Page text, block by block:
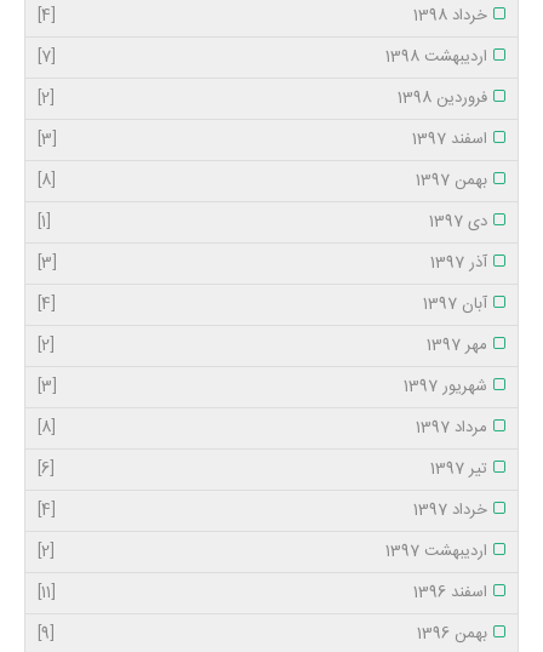
خرداد 1398
[4]
اردیبهشت 1398
[7]
فروردین 1398
[2]
اسفند 1397
[3]
بهمن 1397
[8]
دی 1397
[1]
آذر 1397
[3]
آبان 1397
[4]
مهر 1397
[2]
شهریور 1397
[3]
مرداد 1397
[8]
تیر 1397
[6]
خرداد 1397
[4]
اردیبهشت 1397
[2]
اسفند 1396
[11]
بهمن 1396
[9]